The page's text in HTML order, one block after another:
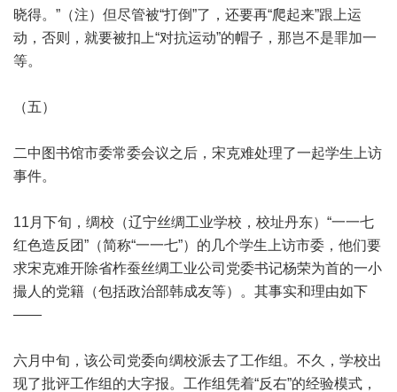
晓得。”（注）但尽管被“打倒”了，还要再“爬起来”跟上运
动，否则，就要被扣上“对抗运动”的帽子，那岂不是罪加一
等。
（五）
二中图书馆市委常委会议之后，宋克难处理了一起学生上访
事件。
11月下旬，绸校（辽宁丝绸工业学校，校址丹东）“一一七
红色造反团”（简称“一一七”）的几个学生上访市委，他们要
求宋克难开除省柞蚕丝绸工业公司党委书记杨荣为首的一小
撮人的党籍（包括政治部韩成友等）。其事实和理由如下
——
六月中旬，该公司党委向绸校派去了工作组。不久，学校出
现了批评工作组的大字报。工作组凭着“反右”的经验模式，